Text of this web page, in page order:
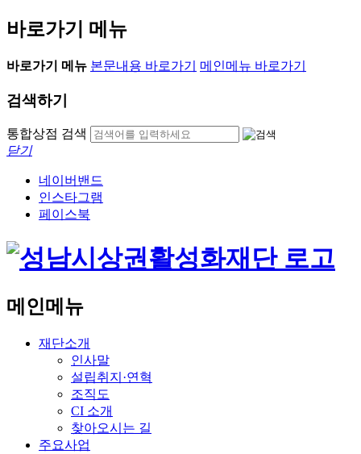
바로가기 메뉴
바로가기 메뉴 본문내용 바로가기 메인메뉴 바로가기
검색하기
통합상점 검색
닫기
네이버밴드
인스타그램
페이스북
메인메뉴
재단소개
인사말
설립취지·연혁
조직도
CI 소개
찾아오시는 길
주요사업